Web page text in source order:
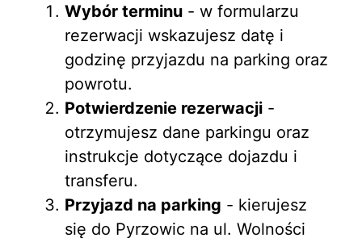
Wybór terminu - w formularzu
rezerwacji wskazujesz datę i
godzinę przyjazdu na parking oraz
powrotu.
Potwierdzenie rezerwacji -
otrzymujesz dane parkingu oraz
instrukcje dotyczące dojazdu i
transferu.
Przyjazd na parking - kierujesz
się do Pyrzowic na ul. Wolności